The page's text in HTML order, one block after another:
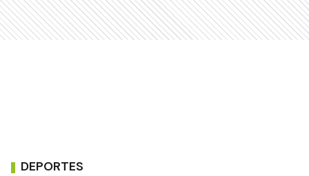
DEPORTES